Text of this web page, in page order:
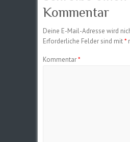
Kommentar
Deine E-Mail-Adresse wird
Erforderliche Felder sind mit*
Kommentar*